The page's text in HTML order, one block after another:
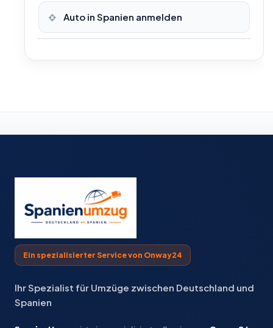
Auto in Spanien anmelden
Ein spezialisierter Service von Onway24
Ihr Spezialist für Umzüge zwischen Deutschland und
Spanien